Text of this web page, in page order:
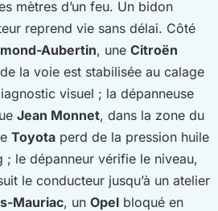
mètres d’un feu. Un bidon
reprend vie sans délai. Côté
Aubertin, une Citroën
la voie est stabilisée au calage
visuel ; la dépanneuse
Jean Monnet, dans la zone du
Toyota perd de la pression huile
le dépanneur vérifie le niveau,
le conducteur jusqu’à un atelier
Mauriac, un Opel bloqué en